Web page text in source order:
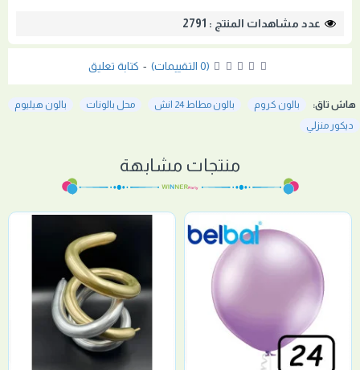
عدد مشاهدات المنتج : 2791
(0 التقييمات) - كتابة تعليق
هاش تاق: بالون كروم بالون مطاط 24 انش محل بالونات
بالون هيليوم
ديكور منزلي
منتجات مشابهة